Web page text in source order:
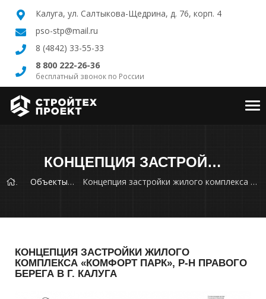
Калуга, ул. Салтыкова-Щедрина, д. 76, корп. 4
pso-stp@mail.ru
8 (4842) 33-55-33
8 800 222-26-36
бесплатный звонок по России
КОНЦЕПЦИЯ ЗАСТРОЙКИ ЖИЛОГО КОМПЛЕКСА «КОМФОРТ ПАРК», Р-Н ПРАВОГО БЕРЕГА В Г. КАЛУГА
Объекты Концепция застройки жилого комплекса «Комфорт Парк», р-н Правого берега в г. Калуга
КОНЦЕПЦИЯ ЗАСТРОЙКИ ЖИЛОГО
КОМПЛЕКСА «КОМФОРТ ПАРК», Р-Н ПРАВОГО
БЕРЕГА В Г. КАЛУГА